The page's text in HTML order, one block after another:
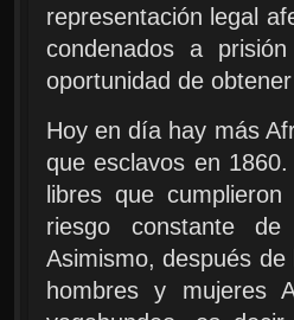
representación legal
condenados a
oportunidad de
Hoy en día hay más
que esclavos en
libres que
riesgo constante
Asimismo, después
hombres y mujeres